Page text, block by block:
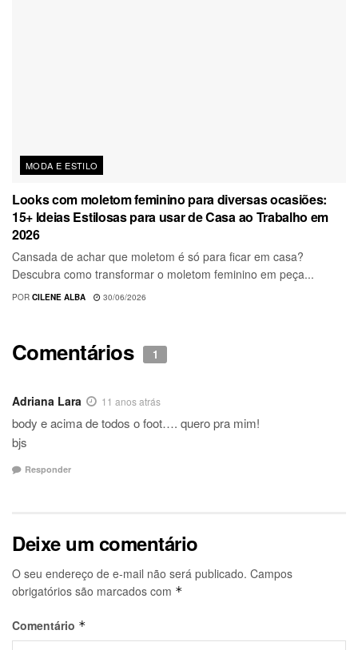
MODA E ESTILO
Looks com moletom feminino para diversas ocasiões:
15+ Ideias Estilosas para usar de Casa ao Trabalho em
2026
Cansada de achar que moletom é só para ficar em casa?
Descubra como transformar o moletom feminino em peça...
POR CILENE ALBA 30/06/2026
Comentários 1
Adriana Lara 11 anos atrás
body e acima de todos o foot…. quero pra mim!
bjs
Responder
Deixe um comentário
O seu endereço de e-mail não será publicado. Campos
obrigatórios são marcados com *
Comentário *